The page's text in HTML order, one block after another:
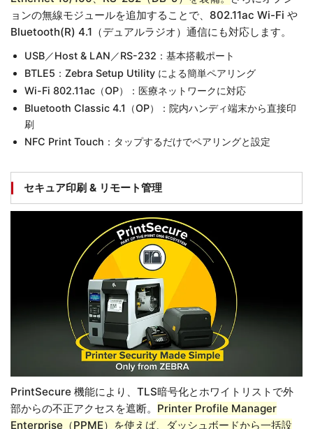
ョンの無線モジュールを追加することで、802.11ac Wi-Fi や
Bluetooth(R) 4.1（デュアルラジオ）通信にも対応します。
USB／Host & LAN／RS-232：基本搭載ポート
BTLE5：Zebra Setup Utility による簡単ペアリング
Wi-Fi 802.11ac（OP）：医療ネットワークに対応
Bluetooth Classic 4.1（OP）：院内ハンディ端末から直接印
刷
NFC Print Touch：タップするだけでペアリングと設定
セキュア印刷 & リモート管理
PrintSecure 機能により、TLS暗号化とホワイトリストで外
部からの不正アクセスを遮断。 Printer Profile Manager
Enterprise（PPME）を使えば、ダッシュボードから一括設